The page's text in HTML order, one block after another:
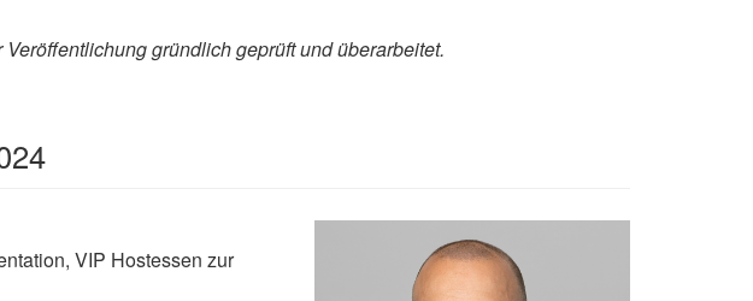
gründlich geprüft und überarbeitet.
VIP Hostessen zur